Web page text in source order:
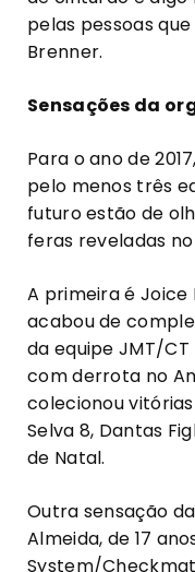
pelas pessoas
Brenner.
Sensações da
Para o ano de
pelo menos três
futuro estão de
feras reveladas
A primeira é Joice
acabou de
da equipe JMT/CT
com derrota no
colecionou vitórias
Selva 8, Dantas
de Natal.
Outra sensação
Almeida, de 17
System/